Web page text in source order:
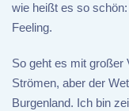
wie heißt es so
Feeling.
So geht es mit großer
Strömen, aber der
Burgenland. Ich bin